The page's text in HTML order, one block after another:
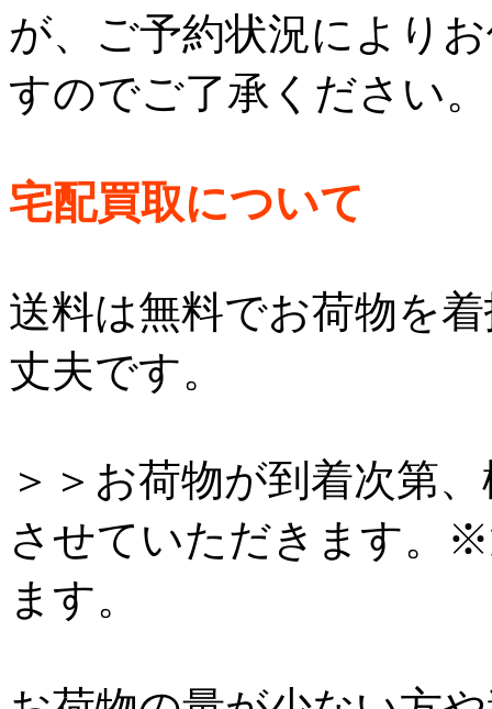
が、ご予約状況により
すのでご了承ください。
宅配買取について
送料は無料でお荷物を
丈夫です。
＞＞お荷物が到着次第
させていただきます。
ます。